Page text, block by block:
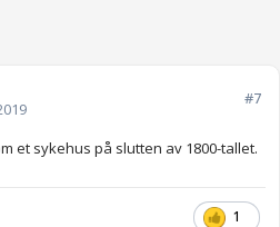
#7
et sykehus på slutten av 1800-tallet.
1